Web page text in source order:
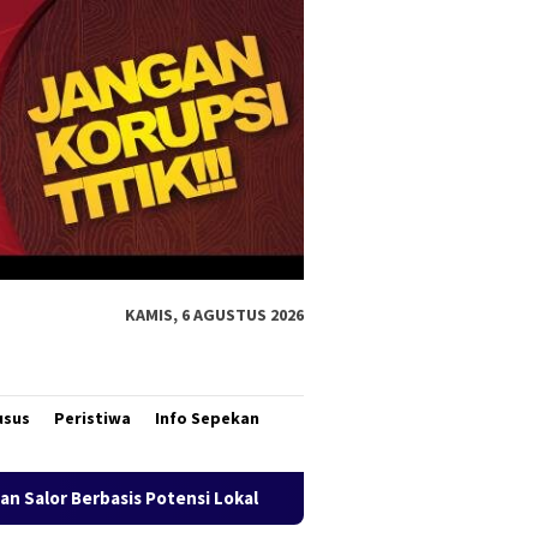
KAMIS, 6 AGUSTUS 2026
Peristiwa Info Sepekan
Bank Mandiri Region XII Hadirkan Livin’ Berbagi Rp1,